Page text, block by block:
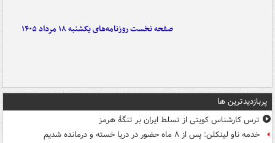
صفحه نخست روزنامه‌های یکشنبه ۱۸ مرداد ۱۴۰۵
پربازدیدترین ها
ترس کارشناس کویتی از تسلط ایران بر تنگۀ هرمز
خدمه ناو لینکلن: پس از ۸ ماه حضور در دریا خسته و درمانده‌ شدیم